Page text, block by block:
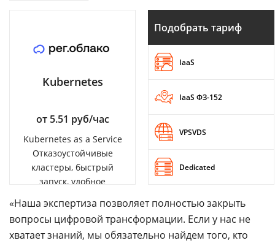
Kubernetes
от 5.51 руб/час
Kubernetes as a Service
Отказоустойчивые
кластеры, быстрый
запуск, удобное
Подобрать тариф
IaaS
IaaS ФЗ-152
VPSVDS
Dedicated
«Наша экспертиза позволяет полностью закрыть
вопросы цифровой трансформации. Если у нас не
хватает знаний, мы обязательно найдем того, кто